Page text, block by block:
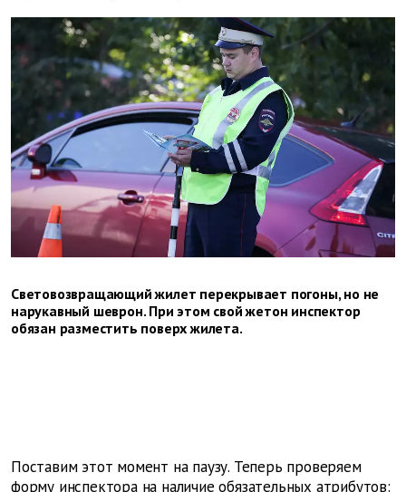
Световозвращающий жилет перекрывает погоны, но не
нарукавный шеврон. При этом свой жетон инспектор
обязан разместить поверх жилета.
Поставим этот момент на паузу. Теперь проверяем
форму инспектора на наличие обязательных атрибутов: